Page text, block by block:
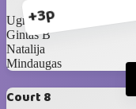
+3p
Ugnė
Gintas B
Natalija
Mindaugas
Court 8